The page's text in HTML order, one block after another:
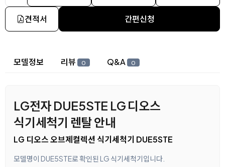
견적서 간편신청
상세 정보
모델정보 리뷰 0 Q&A 0
LG전자 DUE5STE LG 디오스
식기세척기 렌탈 안내
LG 디오스 오브제컬렉션 식기세척기 DUE5STE
모델명이 DUE5STE로 확인된 LG 식기세척기입니다.